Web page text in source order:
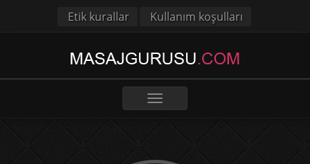
Etik kurallar Kullanım koşulları
Toggle